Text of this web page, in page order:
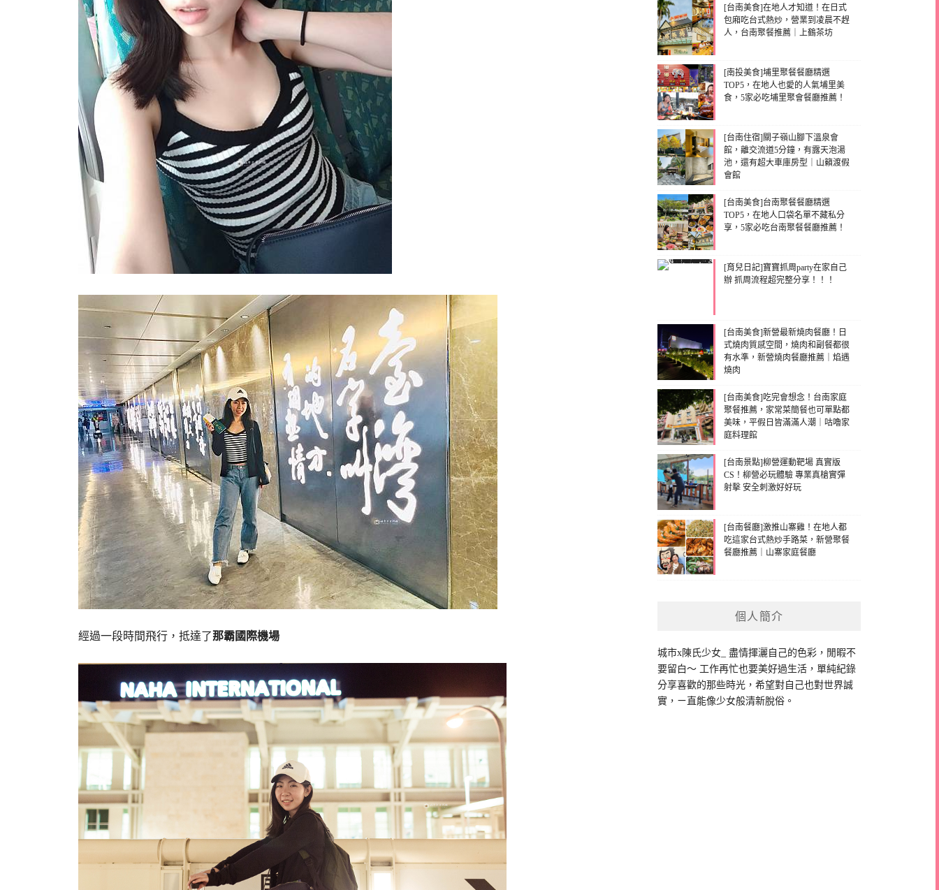
經過一段時間飛行，抵達了那霸國際機場
[台南美食]在地人才知道！在日式
包廂吃台式熱炒，營業到凌晨不趕
人，台南聚餐推薦｜上鶴茶坊
[南投美食]埔里聚餐餐廳精選
TOP5，在地人也愛的人氣埔里美
食，5家必吃埔里聚會餐廳推薦！
[台南住宿]關子嶺山腳下溫泉會
館，離交流道5分鐘，有露天泡湯
池，還有超大車庫房型｜山籟渡假
會館
[台南美食]台南聚餐餐廳精選
TOP5，在地人口袋名單不藏私分
享，5家必吃台南聚餐餐廳推薦！
[育兒日記]寶寶抓周party在家自己
辦 抓周流程超完整分享！！！
[台南美食]新營最新燒肉餐廳！日
式燒肉質感空間，燒肉和副餐都很
有水準，新營燒肉餐廳推薦｜焰遇
燒肉
[台南美食]吃完會想念！台南家庭
聚餐推薦，家常菜簡餐也可單點都
美味，平假日皆滿滿人潮｜咕嚕家
庭料理館
[台南景點]柳營運動靶場 真實版
CS！柳營必玩體驗 專業真槍實彈
射擊 安全刺激好好玩
[台南餐廳]激推山寨雞！在地人都
吃這家台式熱炒手路菜，新營聚餐
餐廳推薦｜山寨家庭餐廳
個人簡介
城市x陳氏少女_ 盡情揮灑自己的色彩，閒暇不
要留白～ 工作再忙也要美好過生活，單純紀錄
分享喜歡的那些時光，希望對自己也對世界誠
實，ㄧ直能像少女般清新脫俗。